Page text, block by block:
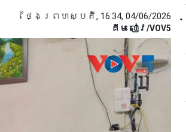
ថ្ងៃព្រហស្បតិ៍, 16:34, 04/06/2026
គីម លៀវ/VOV5